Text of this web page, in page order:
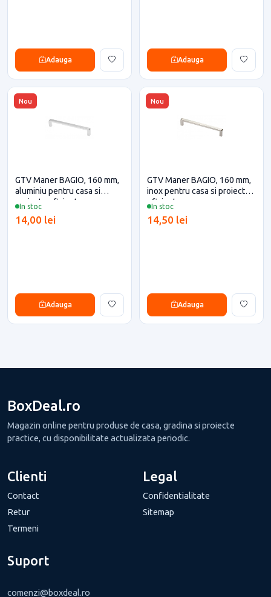
Adauga Adauga
Nou
In stoc
GTV Maner BAGIO, 160 mm,
aluminiu pentru casa si
proiecte eficiente
14,00 lei
Adauga
Nou
In stoc
GTV Maner BAGIO, 160 mm,
inox pentru casa si proiecte
eficiente
14,50 lei
Adauga
BoxDeal.ro
Magazin online pentru produse de casa, gradina si proiecte
practice, cu disponibilitate actualizata periodic.
Clienti
Contact
Retur
Termeni
Legal
Confidentialitate
Sitemap
Suport
comenzi@boxdeal.ro